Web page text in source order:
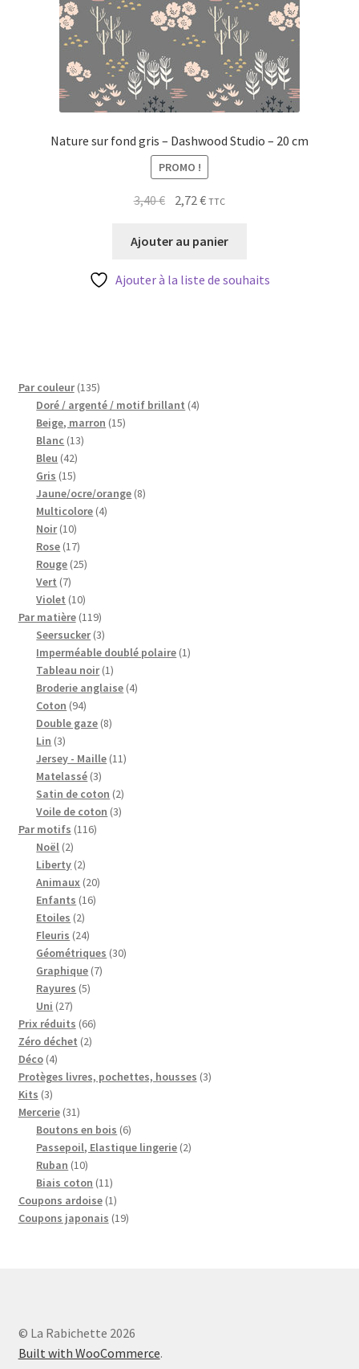
Nature sur fond gris – Dashwood Studio – 20 cm
PROMO !
3,40€ Le
initial
3,40 €.
2,72€Le
actuel
2,72 €.
TTC
Ajouter au panier
Ajouter à la liste de souhaits
Par couleur 135135
produits
Doré / argenté / motif brillant 44
Beige, marron 1515
Blanc 1313
Bleu 4242
produits
Gris 1515
produits
Jaune/ocre/orange 88
Multicolore 44
Noir 1010
produits
Rose 1717
produits
Rouge 2525
Vert 77
produits
Violet 1010
produits
Par matière 119119
produits
Seersucker 33
produits
Imperméable doublé polaire 11
Tableau noir 11
produit
Broderie anglaise 44
Coton 9494
produits
Double gaze 88
Lin 33
produits
Jersey - Maille 1111
Matelassé 33
produits
Satin de coton 22
produits
Voile de coton 33
Par motifs 116116
Noël 22
produits
Liberty 22
produits
Animaux 2020
Enfants 1616
Etoiles 22
produits
Fleuris 2424
produits
Géométriques 3030
Graphique 77
Rayures 55
Uni 2727
produits
Prix réduits 6666
Zéro déchet 22
Déco 44
produits
Protèges livres, pochettes, housses 33
Kits 33
produits
Mercerie 3131
produits
Boutons en bois 66
produits
Passepoil, Elastique lingerie 22
Ruban 1010
produits
Biais coton 1111
produits
Coupons ardoise 11
produit
Coupons japonais 1919
© La Rabichette 2026
Built with WooCommerce.